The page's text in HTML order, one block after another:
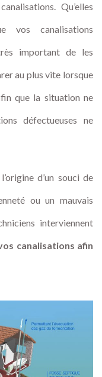
Qu’elles
vos canalisations
important de les
au plus vite lorsque
que la situation ne
défectueuses ne
d’un souci de
ou un mauvais
interviennent
canalisations afin